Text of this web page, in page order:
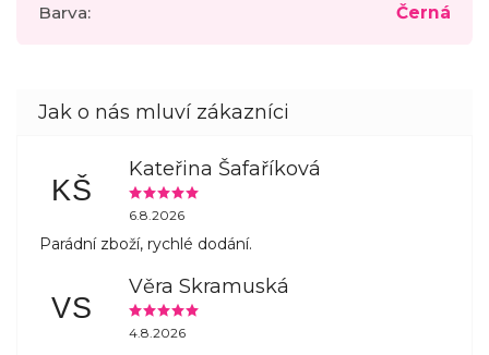
Barva: Černá
KŠ
Kateřina Šafaříková
6.8.2026
Parádní zboží, rychlé dodání.
VS
Věra Skramuská
4.8.2026